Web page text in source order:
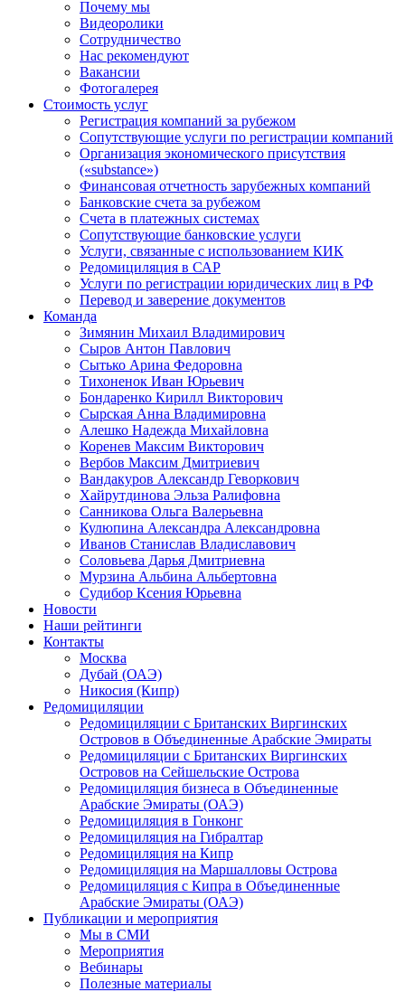
Почему мы
Видеоролики
Сотрудничество
Нас рекомендуют
Вакансии
Фотогалерея
Стоимость услуг
Регистрация компаний за рубежом
Сопутствующие услуги по регистрации компаний
Организация экономического присутствия
(«substance»)
Финансовая отчетность зарубежных компаний
Банковские счета за рубежом
Счета в платежных системах
Сопутствующие банковские услуги
Услуги, связанные с использованием КИК
Редомициляция в САР
Услуги по регистрации юридических лиц в РФ
Перевод и заверение документов
Команда
Зимянин Михаил Владимирович
Сыров Антон Павлович
Сытько Арина Федоровна
Тихоненок Иван Юрьевич
Бондаренко Кирилл Викторович
Сырская Анна Владимировна
Алешко Надежда Михайловна
Коренев Максим Викторович
Вербов Максим Дмитриевич
Вандакуров Александр Геворкович
Хайрутдинова Эльза Ралифовна
Санникова Ольга Валерьевна
Кулюпина Александра Александровна
Иванов Станислав Владиславович
Соловьева Дарья Дмитриевна
Мурзина Альбина Альбертовна
Судибор Ксения Юрьевна
Новости
Наши рейтинги
Контакты
Москва
Дубай (ОАЭ)
Никосия (Кипр)
Редомициляции
Редомициляции с Британских Виргинских
Островов в Объединенные Арабские Эмираты
Редомициляции с Британских Виргинских
Островов на Сейшельские Острова
Редомициляция бизнеса в Объединенные
Арабские Эмираты (ОАЭ)
Редомициляция в Гонконг
Редомициляция на Гибралтар
Редомициляция на Кипр
Редомициляция на Маршалловы Острова
Редомициляция с Кипра в Объединенные
Арабские Эмираты (ОАЭ)
Публикации и мероприятия
Мы в СМИ
Мероприятия
Вебинары
Полезные материалы